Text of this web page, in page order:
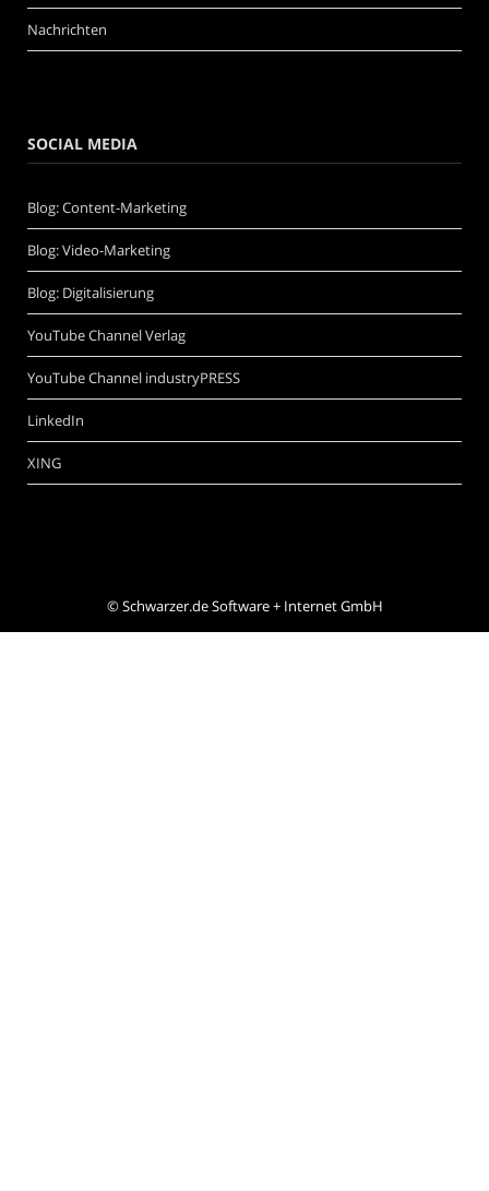
Nachrichten
SOCIAL MEDIA
Blog: Content-Marketing
Blog: Video-Marketing
Blog: Digitalisierung
YouTube Channel Verlag
YouTube Channel industryPRESS
LinkedIn
XING
©Schwarzer.de Software + Internet GmbH